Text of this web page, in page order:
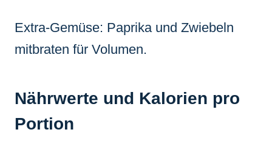
Extra-Gemüse: Paprika und Zwiebeln
mitbraten für Volumen.
Nährwerte und Kalorien pro
Portion